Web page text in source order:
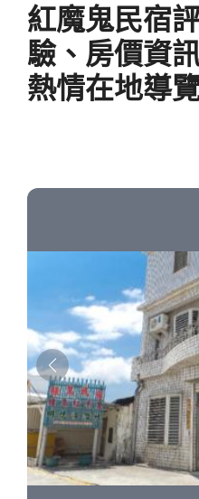
紅魔鬼民宿
驗、房價資
熱情在地導